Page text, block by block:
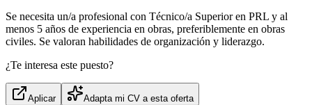
Se necesita un/a profesional con Técnico/a Superior en PRL y al
menos 5 años de experiencia en obras, preferiblemente en obras
civiles. Se valoran habilidades de organización y liderazgo.
¿Te interesa este puesto?
Aplicar Adapta mi CV a esta oferta